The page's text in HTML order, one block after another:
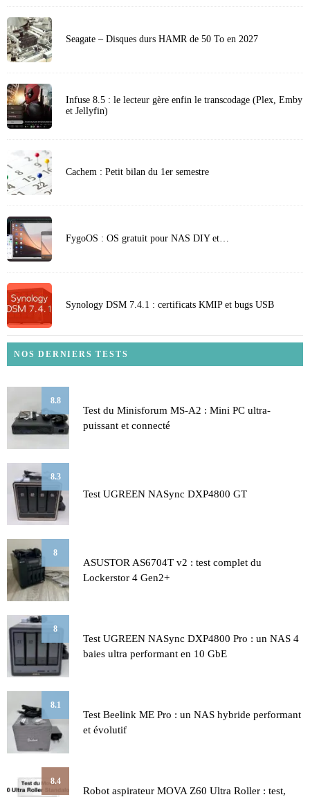
Seagate – Disques durs HAMR de 50 To en 2027
Infuse 8.5 : le lecteur gère enfin le transcodage (Plex, Emby
et Jellyfin)
Cachem : Petit bilan du 1er semestre
FygoOS : OS gratuit pour NAS DIY et…
Synology DSM 7.4.1 : certificats KMIP et bugs USB
NOS DERNIERS TESTS
8.8
Test du Minisforum MS-A2 : Mini PC ultra-
puissant et connecté
8.3
Test UGREEN NASync DXP4800 GT
8
ASUSTOR AS6704T v2 : test complet du
Lockerstor 4 Gen2+
8
Test UGREEN NASync DXP4800 Pro : un NAS 4
baies ultra performant en 10 GbE
8.1
Test Beelink ME Pro : un NAS hybride performant
et évolutif
8.4
Robot aspirateur MOVA Z60 Ultra Roller : test,